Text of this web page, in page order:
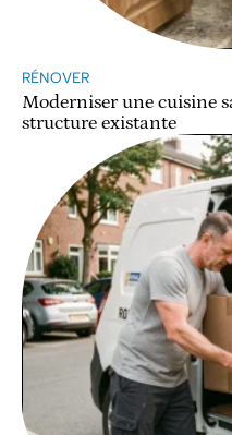
RÉNOVER
Moderniser une cuisine
structure existante